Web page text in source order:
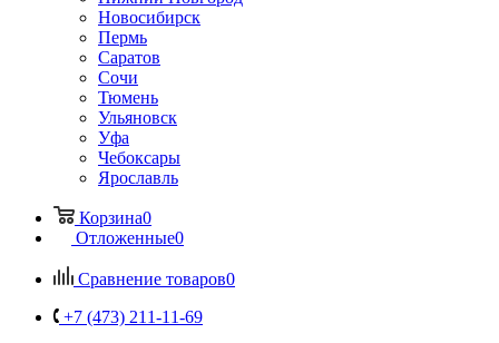
Новосибирск
Пермь
Саратов
Сочи
Тюмень
Ульяновск
Уфа
Чебоксары
Ярославль
Корзина0
Отложенные0
Сравнение товаров0
+7 (473) 211-11-69